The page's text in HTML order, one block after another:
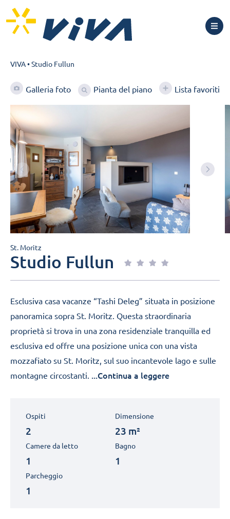
VIVA•Studio Fullun
Galleria foto Pianta del piano Lista favoriti
St. Moritz
Studio Fullun
Esclusiva casa vacanze “Tashi Deleg” situata in posizione
panoramica sopra St. Moritz. Questa straordinaria
proprietà si trova in una zona residenziale tranquilla ed
esclusiva ed offre una posizione unica con una vista
mozzafiato su St. Moritz, sul suo incantevole lago e sulle
montagne circostanti. ...Continua a leggere
Ospiti
2
Dimensione
23 m²
Camere da letto
1
Bagno
1
Parcheggio
1